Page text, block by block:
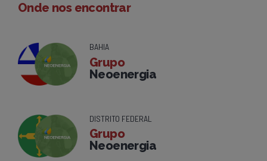
Onde nos encontrar
BAHIA
Grupo
Neoenergia
DISTRITO FEDERAL
Grupo
Neoenergia